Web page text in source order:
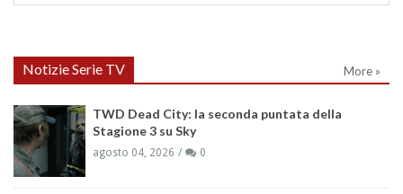
Notizie Serie TV More »
TWD Dead City: la seconda puntata della
Stagione 3 su Sky
agosto 04, 2026 0